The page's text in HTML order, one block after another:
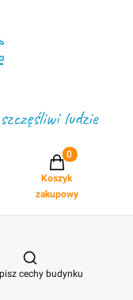
ludzie
Projekty w
Koszyk
zakupowy
Otwórz
cechy budynku